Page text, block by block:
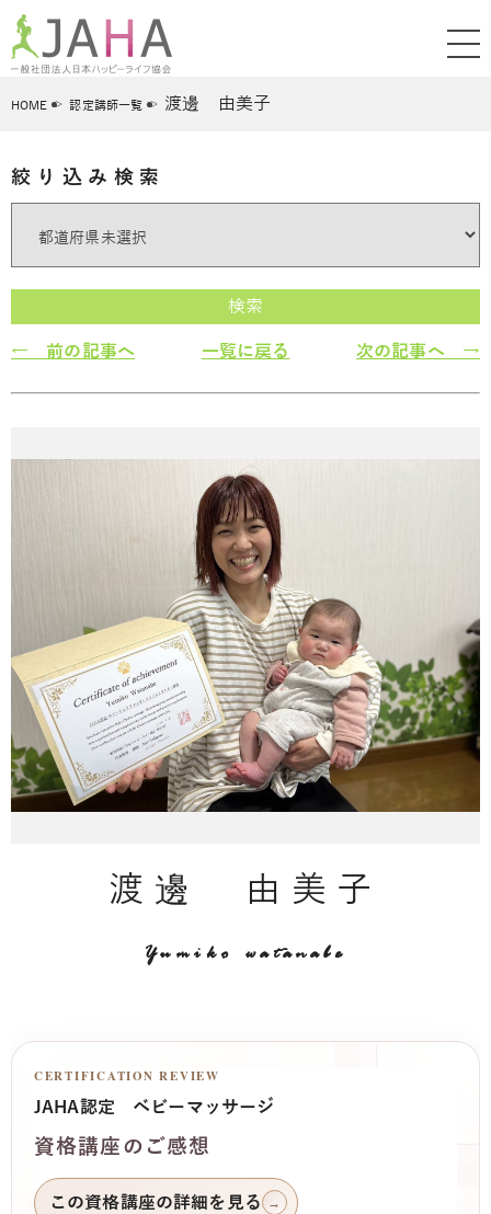
HOME 認定講師一覧 渡邊 由美子
絞り込み検索
検索
← 前の記事へ 一覧に戻る 次の記事へ →
渡邊 由美子
Yumiko watanabe
CERTIFICATION REVIEW
JAHA認定 ベビーマッサージ
資格講座のご感想
この資格講座の詳細を見る →